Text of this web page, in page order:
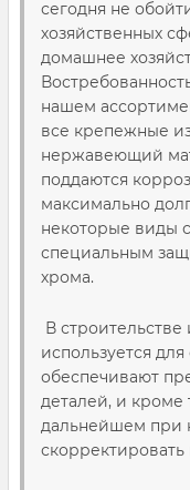
сегодня не
хозяйственных
домашнее
нашем
все крепежные
нержавеющий
поддаются
максимально
некоторые виды
специальным
хрома.
В
используется
обеспечивают
деталей, и кроме
дальнейшем при